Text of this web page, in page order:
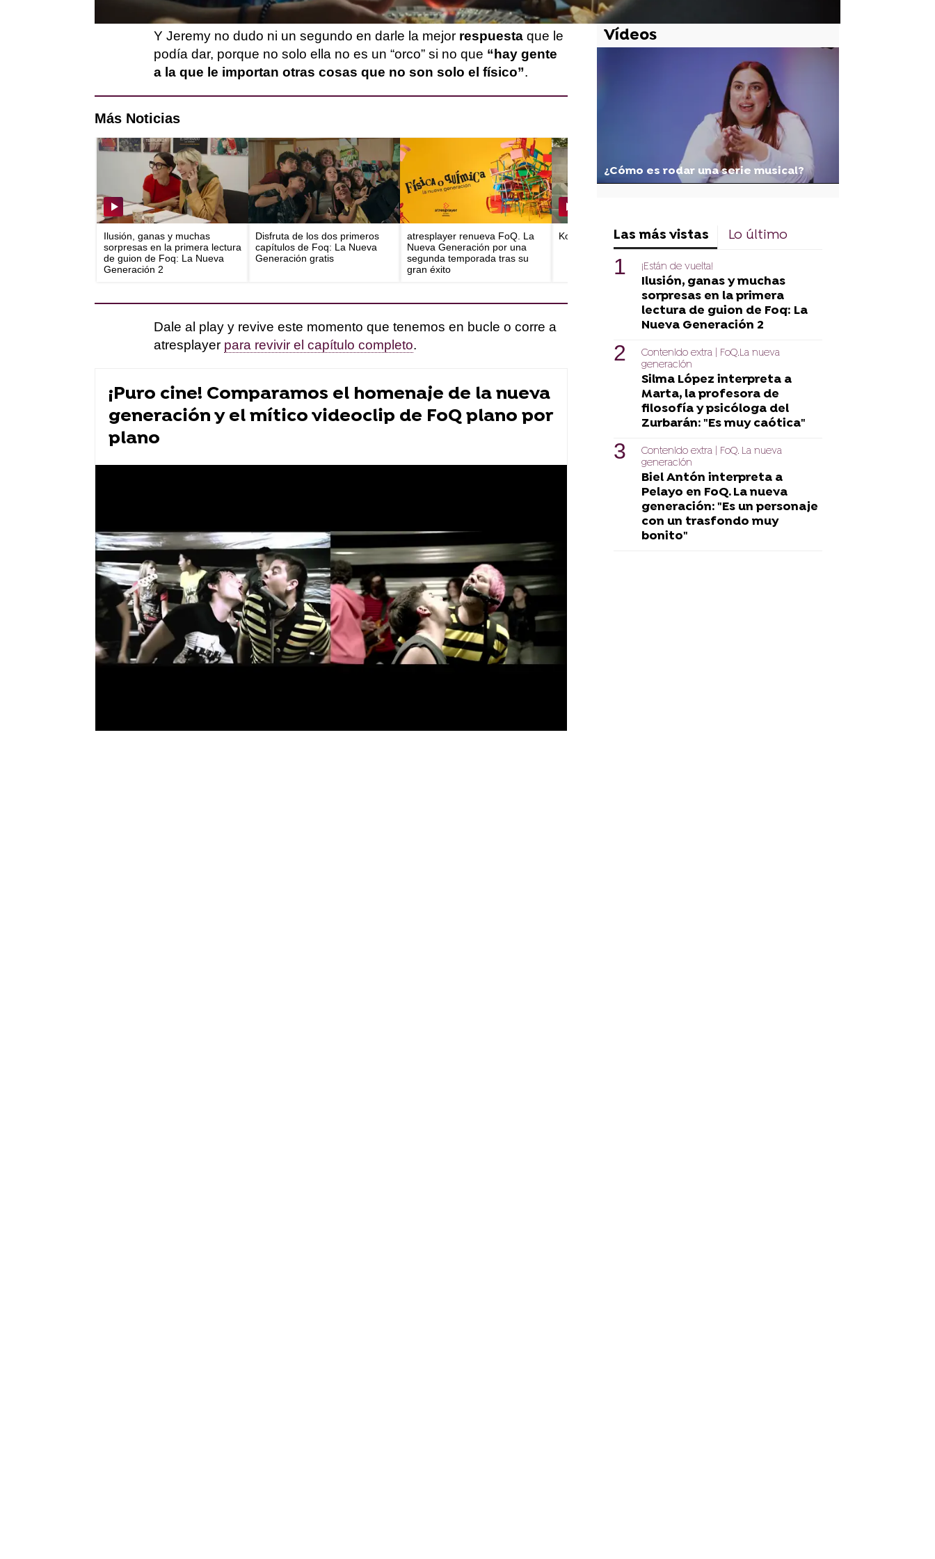
alguien que no saliese en una serie”.
Y Jeremy no dudo ni un segundo en darle la mejor respuesta que le
podía dar, porque no solo ella no es un “orco” si no que “hay gente
a la que le importan otras cosas que no son solo el físico”.
Más Noticias
Ilusión, ganas y muchas
sorpresas en la primera lectura
de guion de Foq: La Nueva
Generación 2
Disfruta de los dos primeros
capítulos de Foq: La Nueva
Generación gratis
atresplayer renueva FoQ. La
Nueva Generación por una
segunda temporada tras su
gran éxito
Koldo se disculpa con Carlota
Marina se abre en canal con
Lele en la excursión de fin de
lesbiana”
Dale al play y revive este momento que tenemos en bucle o corre a
atresplayer para revivir el capítulo completo.
¡Puro cine! Comparamos el homenaje de la nueva
generación y el mítico videoclip de FoQ plano por
plano
Vídeos
¿Cómo es rodar una serie musical?
Las más vistas Lo último
¡Están de vuelta!
Ilusión, ganas y muchas
sorpresas en la primera
lectura de guion de Foq: La
Nueva Generación 2
Contenido extra | FoQ.La nueva
generación
Silma López interpreta a
Marta, la profesora de
filosofía y psicóloga del
Zurbarán: "Es muy caótica"
Contenido extra | FoQ. La nueva
generación
Biel Antón interpreta a
Pelayo en FoQ. La nueva
generación: "Es un personaje
con un trasfondo muy
bonito"